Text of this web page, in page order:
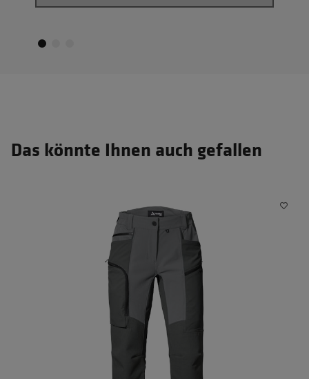
Das könnte Ihnen auch gefallen